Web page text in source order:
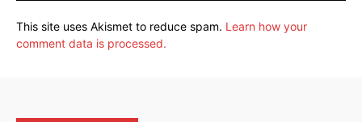
This site uses Akismet to reduce spam. Learn how your
comment data is processed.